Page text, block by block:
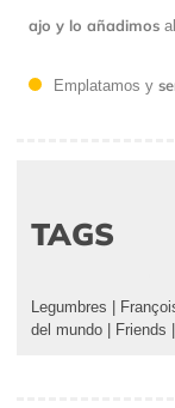
ajo y lo añadimos
Emplatamos y
TAGS
Legumbres
del mundo
Friends